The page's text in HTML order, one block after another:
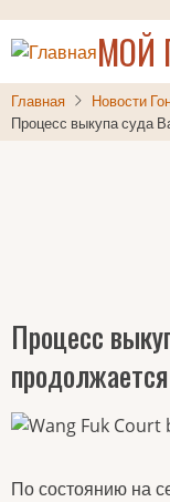
содержанию
МОЙ
Главная
Новости
Процесс выкупа суда
Процесс
продолжается
По состоянию на